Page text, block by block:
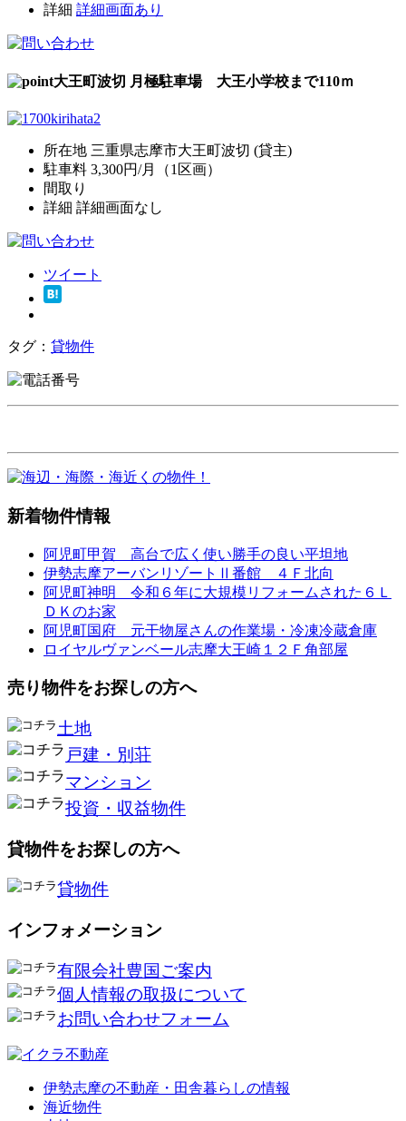
詳細 詳細画面あり
大王町波切 月極駐車場 大王小学校まで110ｍ
所在地 三重県志摩市大王町波切 (貸主)
駐車料 3,300円/月（1区画）
間取り
詳細 詳細画面なし
ツイート
タグ： 貸物件
新着物件情報
阿児町甲賀 高台で広く使い勝手の良い平坦地
伊勢志摩アーバンリゾートⅡ番館 ４Ｆ北向
阿児町神明 令和６年に大規模リフォームされた６Ｌ
ＤＫのお家
阿児町国府 元干物屋さんの作業場・冷凍冷蔵倉庫
ロイヤルヴァンベール志摩大王崎１２Ｆ角部屋
売り物件をお探しの方へ
土地
戸建・別荘
マンション
投資・収益物件
貸物件をお探しの方へ
貸物件
インフォメーション
有限会社豊国ご案内
個人情報の取扱について
お問い合わせフォーム
伊勢志摩の不動産・田舎暮らしの情報
海近物件